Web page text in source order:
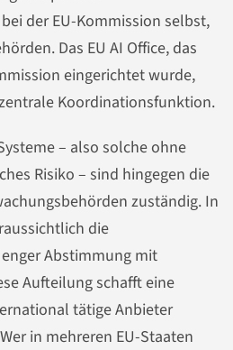
der EU-Kommission selbst,
Das EU AI Office, das
eingerichtet wurde,
Koordinationsfunktion.
– also solche ohne
Risiko – sind hingegen die
zuständig. In
die
Abstimmung mit
Aufteilung schafft eine
tätige Anbieter
in mehreren EU-Staaten